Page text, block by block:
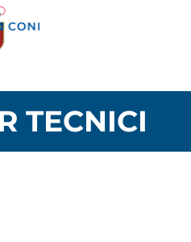
TECNICI